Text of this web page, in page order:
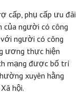
cấp, phụ cấp ưu đãi
của người có công
người có công
ương thực hiện
mạng được bố trí
xuyên hằng
hội.